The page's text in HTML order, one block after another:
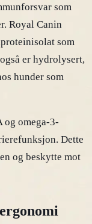
som
Royal Canin
som
er hydrolysert,
hunder som
og omega-3-
Dette
og beskytte mot